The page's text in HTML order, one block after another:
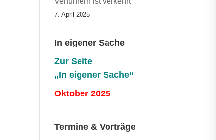
7. April 2025
In eigener Sache
Zur Seite
„In eigener Sache“
Oktober 2025
Termine & Vorträge